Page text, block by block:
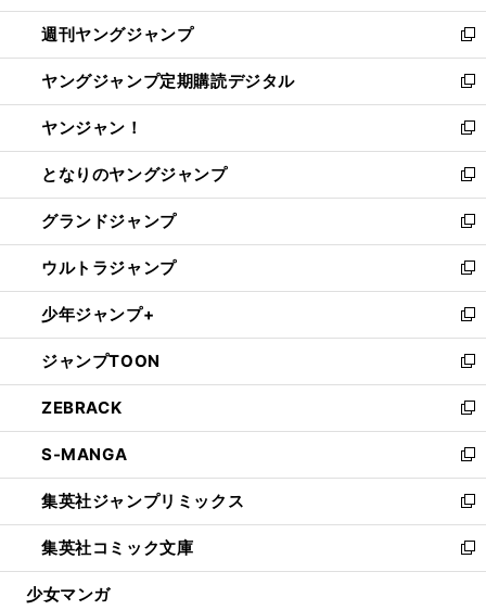
開
く
ウ
で
開
く
ン
ド
ウ
で
開
く
ウ
ィ
ン
ド
ウ
で
開
く
週刊ヤングジャンプ
新
し
い
ウ
ィ
ン
ド
ウ
で
開
く
ヤングジャンプ定期購読デジタル
新
し
い
ウ
ィ
ン
ド
ウ
で
開
く
ヤンジャン！
新
し
い
ウ
ィ
ン
ド
ウ
で
開
く
となりのヤングジャンプ
新
し
い
ウ
ィ
ン
ド
ウ
で
開
く
グランドジャンプ
新
し
い
ウ
ィ
ン
ド
ウ
で
開
く
ウルトラジャンプ
新
し
い
ウ
ィ
ン
ド
ウ
で
開
く
少年ジャンプ+
新
し
い
ウ
ィ
ン
ド
ウ
で
開
く
ジャンプTOON
新
し
い
ウ
ィ
ン
ド
ウ
で
開
ZEBRACK
新
し
い
ウ
ィ
ン
ド
ウ
S-MANGA
新
し
い
ウ
ィ
ン
集英社ジャンプリミックス
新
し
い
ウ
集英社コミック文庫
新
し
少女マンガ